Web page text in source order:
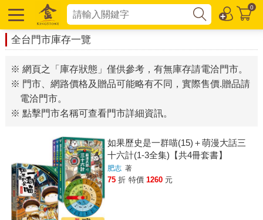
0
全台門市庫存一覽
※ 網頁之「庫存狀態」僅供參考，有無庫存請電洽門市。
※ 門市、網路價格及贈品可能略有不同，實際售價.贈品請
電洽門市。
※ 點擊門市名稱可查看門市詳細資訊。
如果歷史是一群喵(15)＋萌漫大話三
十六計(1-3全集)【共4冊套書】
肥志 著
75 折 特價 1260 元